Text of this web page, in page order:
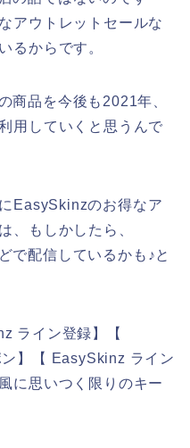
アウトレットセールな
るからです。
商品を今後も2021年、
用していくと思うんで
EasySkinzのお得なア
、もしかしたら、
で配信しているかも♪と
ライン登録】【
】【 EasySkinz ライン
に思いつく限りのキー